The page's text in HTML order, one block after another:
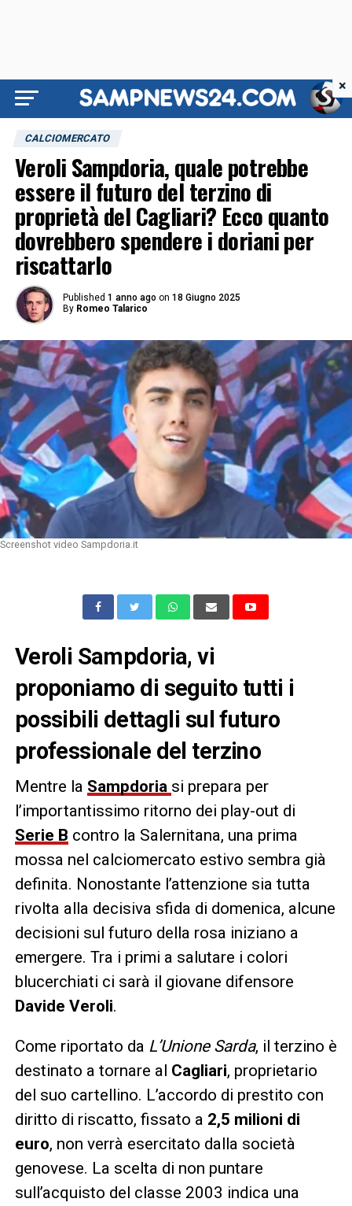
CALCIOMERCATO
Veroli Sampdoria, quale potrebbe
essere il futuro del terzino di
proprietà del Cagliari? Ecco quanto
dovrebbero spendere i doriani per
riscattarlo
Published 1 anno ago on 18 Giugno 2025
By Romeo Talarico
Screenshot video Sampdoria.it
Veroli Sampdoria, vi
proponiamo di seguito tutti i
possibili dettagli sul futuro
professionale del terzino
Mentre la Sampdoria si prepara per
l’importantissimo ritorno dei play-out di
Serie B contro la Salernitana, una prima
mossa nel calciomercato estivo sembra già
definita. Nonostante l’attenzione sia tutta
rivolta alla decisiva sfida di domenica, alcune
decisioni sul futuro della rosa iniziano a
emergere. Tra i primi a salutare i colori
blucerchiati ci sarà il giovane difensore
Davide Veroli.
Come riportato da L’Unione Sarda, il terzino è
destinato a tornare al Cagliari, proprietario
del suo cartellino. L’accordo di prestito con
diritto di riscatto, fissato a 2,5 milioni di
euro, non verrà esercitato dalla società
genovese. La scelta di non puntare
sull’acquisto del classe 2003 indica una
×